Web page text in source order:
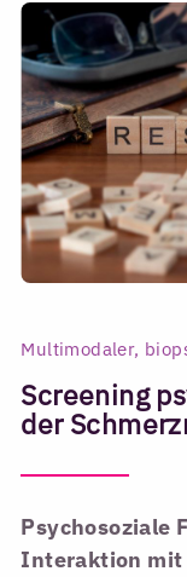
Multimodaler,
Screening
der
Psychosoziale
Interaktion mit